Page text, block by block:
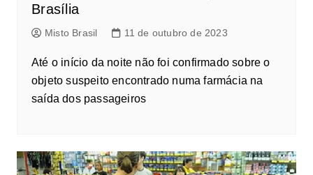
Brasília
Misto Brasil 11 de outubro de 2023
Até o início da noite não foi confirmado sobre o
objeto suspeito encontrado numa farmácia na
saída dos passageiros